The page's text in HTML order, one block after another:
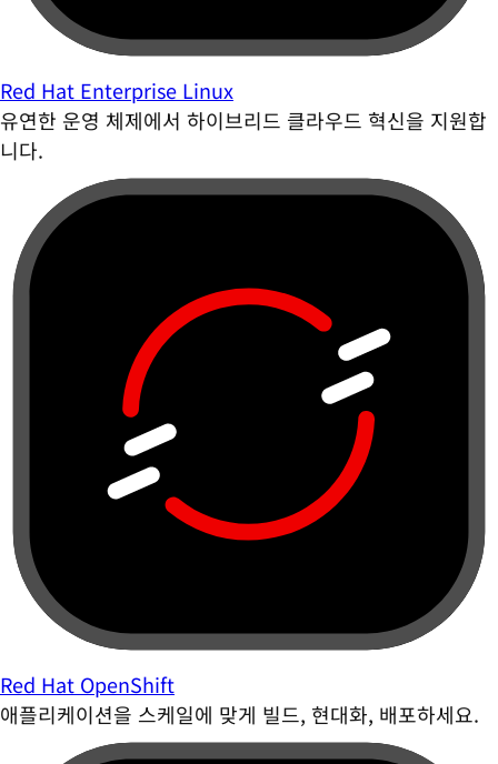
Red Hat Enterprise Linux
유연한 운영 체제에서 하이브리드 클라우드 혁신을 지원합
니다.
Red Hat OpenShift
애플리케이션을 스케일에 맞게 빌드, 현대화, 배포하세요.